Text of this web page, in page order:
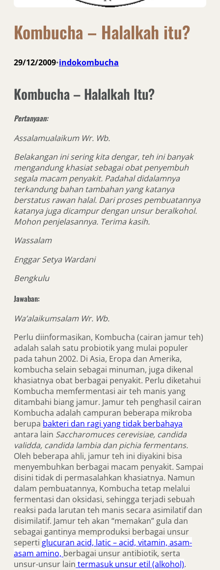
Kombucha – Halalkah itu?
29/12/2009•indokombucha
Kombucha – Halalkah Itu?
Pertanyaan:
Assalamualaikum Wr. Wb.
Belakangan ini sering kita dengar, teh ini banyak
mengandung khasiat sebagai obat penyembuh
segala macam penyakit. Padahal didalamnya
terkandung bahan tambahan yang katanya
berstatus rawan halal. Dari proses pembuatannya
katanya juga dicampur dengan unsur beralkohol.
Mohon penjelasannya. Terima kasih.
Wassalam
Enggar Setya Wardani
Bengkulu
Jawaban:
Wa’alaikumsalam Wr. Wb.
Perlu diinformasikan, Kombucha (cairan jamur teh)
adalah salah satu probiotik yang mulai populer
pada tahun 2002. Di Asia, Eropa dan Amerika,
kombucha selain sebagai minuman, juga dikenal
khasiatnya obat berbagai penyakit. Perlu diketahui
Kombucha memfermentasi air teh manis yang
ditambahi biang jamur. Jamur teh penghasil cairan
Kombucha adalah campuran beberapa mikroba
berupa bakteri dan ragi yang tidak berbahaya
antara lain Saccharomuces cerevisiae, candida
validda, candida lambia dan pichia fermentans.
Oleh beberapa ahli, jamur teh ini diyakini bisa
menyembuhkan berbagai macam penyakit. Sampai
disini tidak di permasalahkan khasiatnya. Namun
dalam pembuatannya, Kombucha tetap melalui
fermentasi dan oksidasi, sehingga terjadi sebuah
reaksi pada larutan teh manis secara asimilatif dan
disimilatif. Jamur teh akan “memakan” gula dan
sebagai gantinya memproduksi berbagai unsur
seperti glucuran acid, latic – acid, vitamin, asam-
asam amino, berbagai unsur antibiotik, serta
unsur-unsur lain termasuk unsur etil (alkohol).